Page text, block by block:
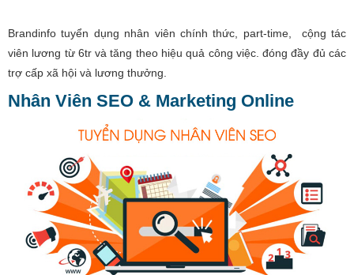
Brandinfo tuyển dụng nhân viên chính thức, part-time, cộng tác
viên lương từ 6tr và tăng theo hiệu quả công việc. đóng đầy đủ các
trợ cấp xã hội và lương thưởng.
Nhân Viên SEO & Marketing Online